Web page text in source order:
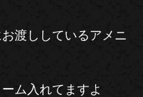
渡ししているアメニ
ム入れてますよ